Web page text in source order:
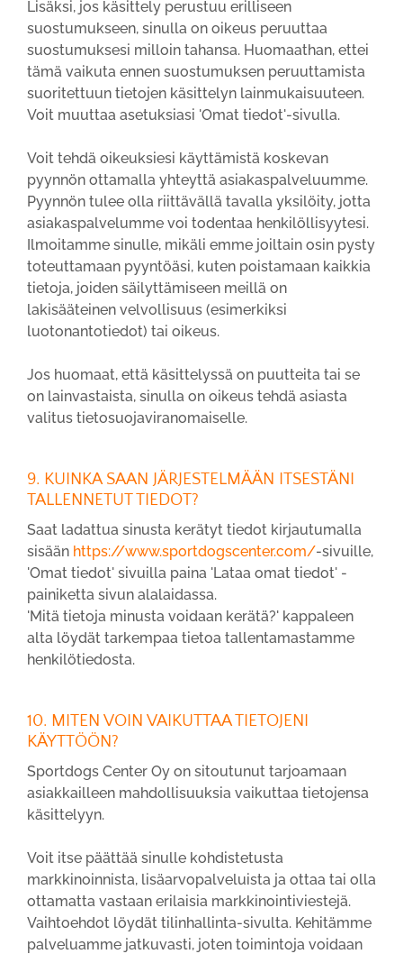
Lisäksi, jos käsittely perustuu erilliseen
suostumukseen, sinulla on oikeus peruuttaa
suostumuksesi milloin tahansa. Huomaathan, ettei
tämä vaikuta ennen suostumuksen peruuttamista
suoritettuun tietojen käsittelyn lainmukaisuuteen.
Voit muuttaa asetuksiasi 'Omat tiedot'-sivulla.
Voit tehdä oikeuksiesi käyttämistä koskevan
pyynnön ottamalla yhteyttä asiakaspalveluumme.
Pyynnön tulee olla riittävällä tavalla yksilöity, jotta
asiakaspalvelumme voi todentaa henkilöllisyytesi.
Ilmoitamme sinulle, mikäli emme joiltain osin pysty
toteuttamaan pyyntöäsi, kuten poistamaan kaikkia
tietoja, joiden säilyttämiseen meillä on
lakisääteinen velvollisuus (esimerkiksi
luotonantotiedot) tai oikeus.
Jos huomaat, että käsittelyssä on puutteita tai se
on lainvastaista, sinulla on oikeus tehdä asiasta
valitus tietosuojaviranomaiselle.
9. KUINKA SAAN JÄRJESTELMÄÄN ITSESTÄNI
TALLENNETUT TIEDOT?
Saat ladattua sinusta kerätyt tiedot kirjautumalla
sisään https://www.sportdogscenter.com/-sivuille,
'Omat tiedot' sivuilla paina 'Lataa omat tiedot' -
painiketta sivun alalaidassa.
'Mitä tietoja minusta voidaan kerätä?' kappaleen
alta löydät tarkempaa tietoa tallentamastamme
henkilötiedosta.
10. MITEN VOIN VAIKUTTAA TIETOJENI
KÄYTTÖÖN?
Sportdogs Center Oy on sitoutunut tarjoamaan
asiakkailleen mahdollisuuksia vaikuttaa tietojensa
käsittelyyn.
Voit itse päättää sinulle kohdistetusta
markkinoinnista, lisäarvopalveluista ja ottaa tai olla
ottamatta vastaan erilaisia markkinointiviestejä.
Vaihtoehdot löydät tilinhallinta-sivulta. Kehitämme
palveluamme jatkuvasti, joten toimintoja voidaan